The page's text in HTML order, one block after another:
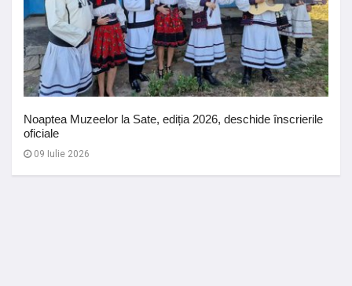
Noaptea Muzeelor la Sate, ediția 2026, deschide înscrierile
oficiale
09 Iulie 2026